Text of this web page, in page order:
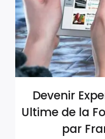
Devenir
Ultime de la
par